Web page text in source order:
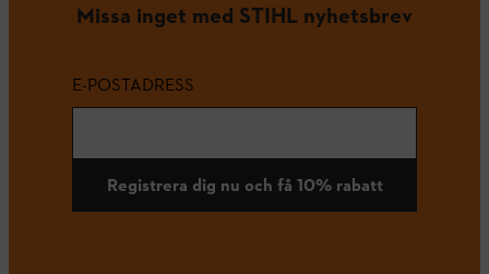
Missa inget med STIHL nyhetsbrev
E-POSTADRESS
Registrera dig nu och få 10% rabatt